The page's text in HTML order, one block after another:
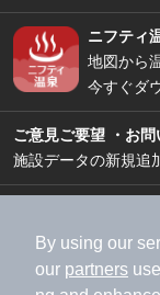
By using our
our partners
ニフティ
地図から
今すぐダ
ご意見ご要望 ・お問
施設データの新規追
加盟店募
利用規約